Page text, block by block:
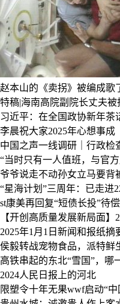
赵本山的《卖拐》被编成歌
特稿|海南高院副院长丈夫
习近平：在全国政协新年茶
李晨祝大家2025年心想事成
中国之声一线调研｜行政检
“当时只有一人值班，与官
爷爷说走不动孙女立马要背
“星海计划”三周年：已走进
st康美再回复“短债长投”待
【开创高质量发展新局面
2025年1月1日新闻和报纸摘
侯毅转战宠物食品，派特鲜
高铁串起的东北“雪国”，哪
2024人民日报上的河北
限塑令十年无果wwf启动“